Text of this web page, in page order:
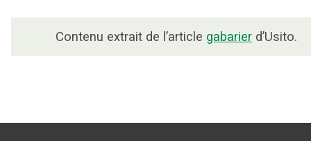
Contenu extrait de l’article gabarier d’Usito.